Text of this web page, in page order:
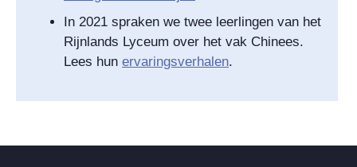
In 2021 spraken we twee leerlingen van het
Rijnlands Lyceum over het vak Chinees.
Lees hun ervaringsverhalen.